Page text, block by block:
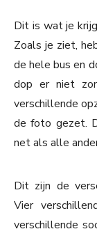
Dit is wat je
Zoals je ziet,
de hele bus en
dop er niet
verschillende
de foto gezet.
net als alle
Dit zijn de
Vier
verschillende